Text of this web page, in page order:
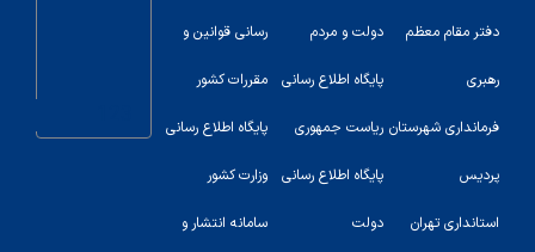
دفتر مقام معظم
رهبری
فرمانداری شهرستان
پردیس
استانداری تهران
دولت و مردم
پایگاه اطلاع رسانی
ریاست جمهوری
پایگاه اطلاع رسانی
دولت
رسانی قوانین و
مقررات کشور
پایگاه اطلاع رسانی
وزارت کشور
سامانه انتشار و